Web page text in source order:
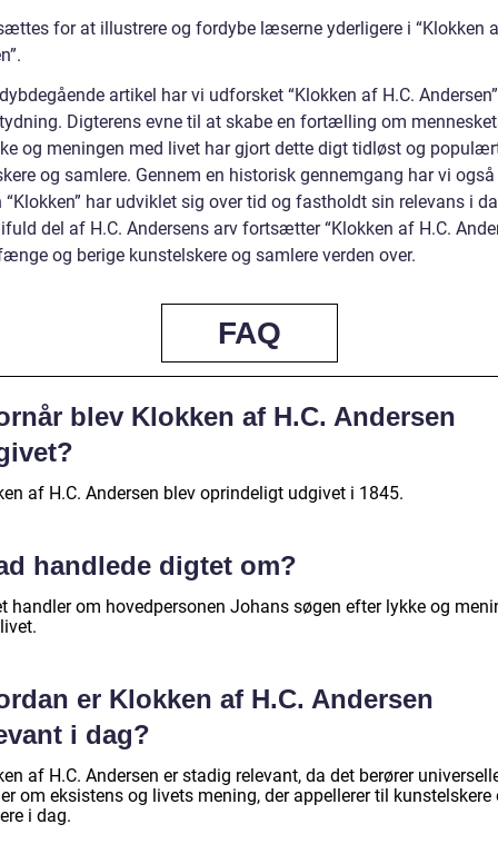
for at illustrere og fordybe læserne yderligere i “Klokken
artikel har vi udforsket “Klokken af H.C.
Digterens evne til at skabe en fortælling om
og meningen med livet har gjort dette digt tidløst og
og samlere. Gennem en historisk gennemgang har vi også
“Klokken” har udviklet sig over tid og fastholdt sin relevans i
del af H.C. Andersens arv fortsætter “Klokken af H.C.
og berige kunstelskere og samlere verden over.
FAQ
blev Klokken af H.C. Andersen
af H.C. Andersen blev oprindeligt udgivet i 1845.
handlede digtet om?
handler om hovedpersonen Johans søgen efter lykke og
er Klokken af H.C. Andersen
i dag?
af H.C. Andersen er stadig relevant, da det berører
om eksistens og livets mening, der appellerer til kunstelskere
i dag.